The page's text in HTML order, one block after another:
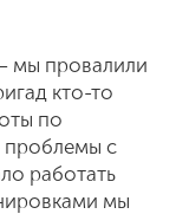
мы провалили
кто-то
по
проблемы с
работать
мы